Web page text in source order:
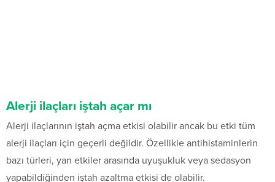
Alerji ilaçları iştah açar mı
Alerji ilaçlarının iştah açma etkisi olabilir ancak bu etki tüm
alerji ilaçları için geçerli değildir. Özellikle antihistaminlerin
bazı türleri, yan etkiler arasında uyuşukluk veya sedasyon
yapabildiğinden iştah azaltma etkisi de olabilir.